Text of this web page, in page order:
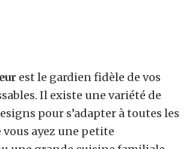
est le gardien fidèle de vos
Il existe une variété de
pour s’adapter à toutes les
vous ayez une petite